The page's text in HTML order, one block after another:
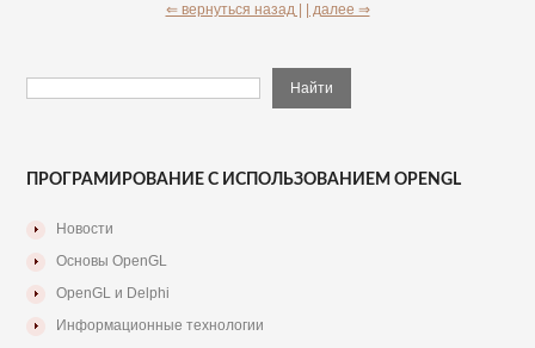
⇐ вернуться назад | | далее ⇒
ПРОГРАМИРОВАНИЕ С ИСПОЛЬЗОВАНИЕМ OPENGL
Новости
Основы OpenGL
OpenGL и Delphi
Информационные технологии